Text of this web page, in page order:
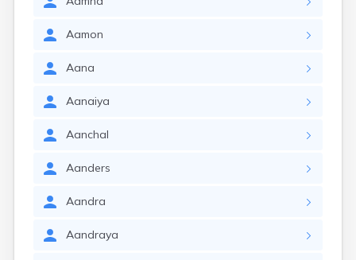
Aamon
Aana
Aanaiya
Aanchal
Aanders
Aandra
Aandraya